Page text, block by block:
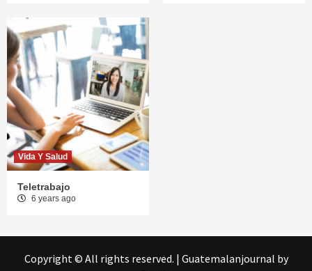
Vida Y Salud
Teletrabajo
6 years ago
Copyright © All rights reserved. | Guatemalanjournal by